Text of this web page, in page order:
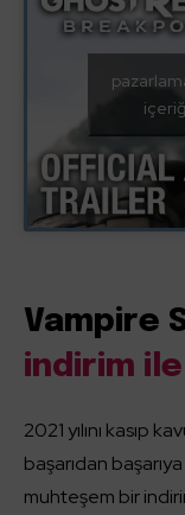
Vampire
indirim
2021 yılını kasıp
başarıdan
muhteşem bir